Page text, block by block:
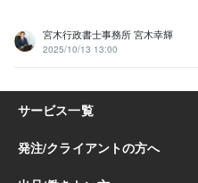
宮木行政書士事務所 宮木幸輝
2025/10/13 13:00